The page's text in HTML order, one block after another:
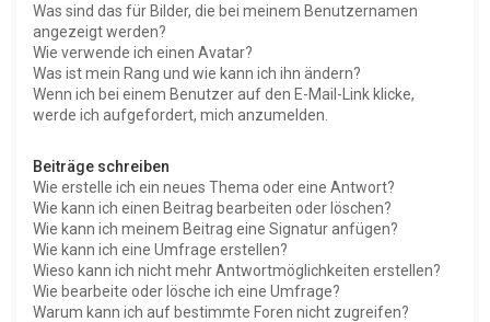
Was sind das für Bilder, die bei meinem Benutzernamen
angezeigt werden?
Wie verwende ich einen Avatar?
Was ist mein Rang und wie kann ich ihn ändern?
Wenn ich bei einem Benutzer auf den E-Mail-Link klicke,
werde ich aufgefordert, mich anzumelden.
Beiträge schreiben
Wie erstelle ich ein neues Thema oder eine Antwort?
Wie kann ich einen Beitrag bearbeiten oder löschen?
Wie kann ich meinem Beitrag eine Signatur anfügen?
Wie kann ich eine Umfrage erstellen?
Wieso kann ich nicht mehr Antwortmöglichkeiten erstellen?
Wie bearbeite oder lösche ich eine Umfrage?
Warum kann ich auf bestimmte Foren nicht zugreifen?